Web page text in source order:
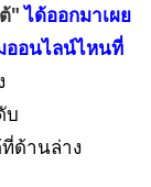
" ได้ออกมาเผย
ออนไลน์ไหนที่
บ
ด้านล่าง